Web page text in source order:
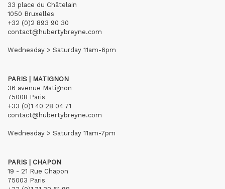
33 place du Châtelain
1050 Bruxelles
+32 (0)2 893 90 30
contact@hubertybreyne.com
Wednesday > Saturday 11am-6pm
PARIS | MATIGNON
36 avenue Matignon
75008 Paris
+33 (0)1 40 28 04 71
contact@hubertybreyne.com
Wednesday > Saturday 11am-7pm
PARIS | CHAPON
19 - 21 Rue Chapon
75003 Paris